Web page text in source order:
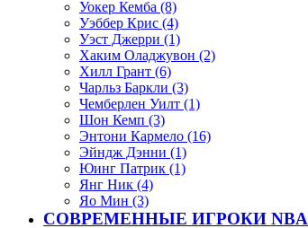
Уокер Кемба (8)
Уэббер Крис (4)
Уэст Джерри (1)
Хаким Оладжувон (2)
Хилл Грант (6)
Чарльз Баркли (3)
Чемберлен Уилт (1)
Шон Кемп (3)
Энтони Кармело (16)
Эйндж Дэнни (1)
Юинг Патрик (1)
Янг Ник (4)
Яо Мин (3)
СОВРЕМЕННЫЕ ИГРОКИ NBA